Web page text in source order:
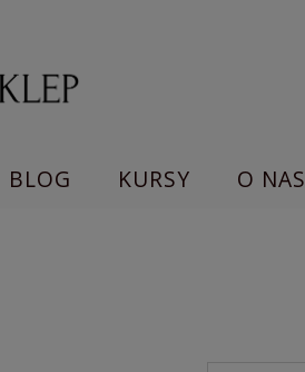
BLOG KURSY O NAS